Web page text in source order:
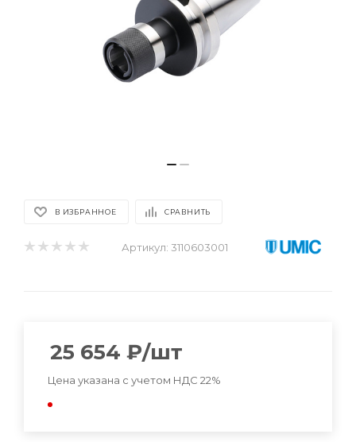
В ИЗБРАННОЕ СРАВНИТЬ
Артикул: 3110603001
25 654 ₽/шт
Цена указана с учетом НДС 22%